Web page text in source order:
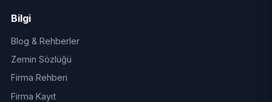
Bilgi
Blog & Rehberler
Zemin Sözlüğü
Firma Rehberi
Firma Kayıt